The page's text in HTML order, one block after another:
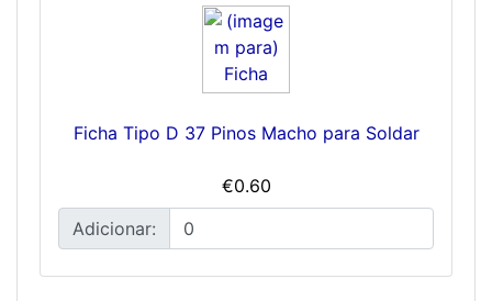
Ficha Tipo D 37 Pinos Macho para Soldar
€0.60
Adicionar: